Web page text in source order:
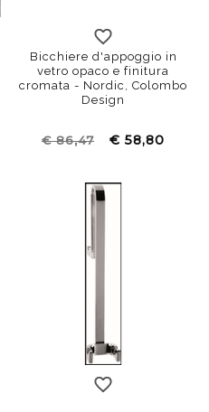
Bicchiere d'appoggio in
vetro opaco e finitura
cromata - Nordic, Colombo
Design
€ 86,47 € 58,80